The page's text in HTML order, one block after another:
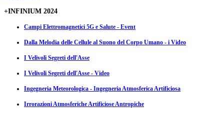
+INFINIUM 2024
Campi Elettromagnetici 5G e Salute - Event
Dalla Melodia delle Cellule al Suono del Corpo Umano - i Video
I Velivoli Segreti dell'Asse
I Velivoli Segreti dell'Asse - Video
Ingegneria Meteorologica - Ingegneria Atmosferica Artificiosa
Irrorazioni Atmosferiche Artificiose Antropiche